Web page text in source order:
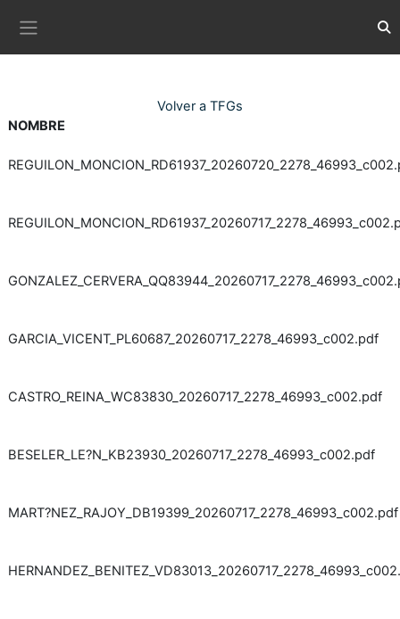
Volver a TFGs
NOMBRE
GARCIA_VICENT_PL60687_20260717_2278_46993_c002.pdf
CASTRO_REINA_WC83830_20260717_2278_46993_c002.pdf
BESELER_LE?N_KB23930_20260717_2278_46993_c002.pdf
MART?NEZ_RAJOY_DB19399_20260717_2278_46993_c002.pdf